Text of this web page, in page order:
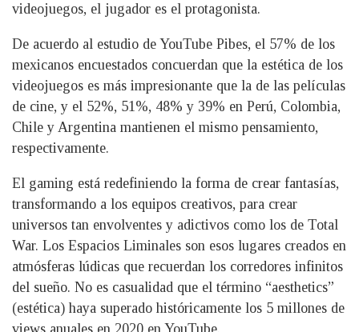
videojuegos, el jugador es el protagonista.
De acuerdo al estudio de YouTube Pibes, el 57% de los
mexicanos encuestados concuerdan que la estética de los
videojuegos es más impresionante que la de las películas
de cine, y el 52%, 51%, 48% y 39% en Perú, Colombia,
Chile y Argentina mantienen el mismo pensamiento,
respectivamente.
El gaming está redefiniendo la forma de crear fantasías,
transformando a los equipos creativos, para crear
universos tan envolventes y adictivos como los de Total
War. Los Espacios Liminales son esos lugares creados en
atmósferas lúdicas que recuerdan los corredores infinitos
del sueño. No es casualidad que el término “aesthetics”
(estética) haya superado históricamente los 5 millones de